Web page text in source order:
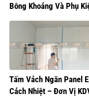
Bông Khoáng Và Phụ
Tấm Vách Ngăn Panel
Cách Nhiệt – Đơn Vị